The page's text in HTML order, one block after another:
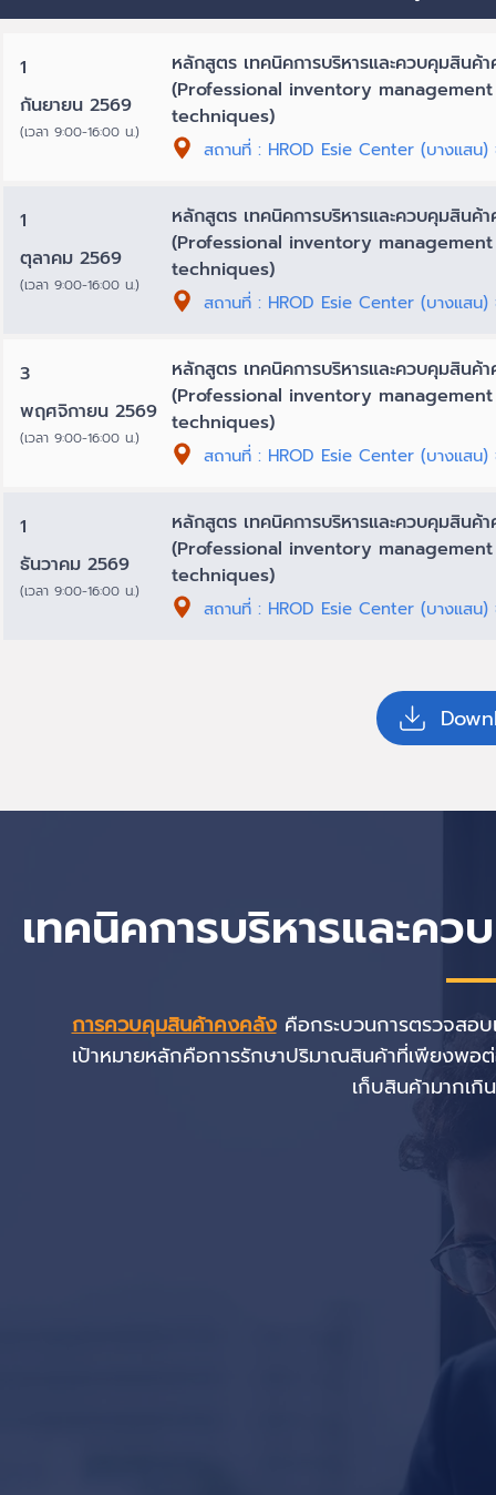
1
หลักสูตร เทคนิคการบริหารและควบคุมสินค้
(Professional inventory
techniques)
กันยายน 2569
(เวลา 9:00-16:00 น.)
สถานที่ : HROD Esie Center (บางแสน)
1
หลักสูตร เทคนิคการบริหารและควบคุมสินค้
(Professional inventory
techniques)
ตุลาคม 2569
(เวลา 9:00-16:00 น.)
สถานที่ : HROD Esie Center (บางแสน)
3
หลักสูตร เทคนิคการบริหารและควบคุมสินค้
(Professional inventory
techniques)
พฤศจิกายน 2569
(เวลา 9:00-16:00 น.)
สถานที่ : HROD Esie Center (บางแสน)
1
หลักสูตร เทคนิคการบริหารและควบคุมสินค้
(Professional inventory
techniques)
ธันวาคม 2569
(เวลา 9:00-16:00 น.)
สถานที่ : HROD Esie Center (บางแสน)
เทคนิคการบริหารและค
การควบคุมสินค้าคงคลังคือกระบวนการตรวจสอบ
เป้าหมายหลักคือการรักษาปริมาณสินค้าที่เพียงพอ
เก็บสินค้ามากเ